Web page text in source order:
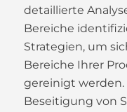
detaillierte
Bereiche
Strategien, um
Bereiche Ihrer
gereinigt werden.
Beseitigung von